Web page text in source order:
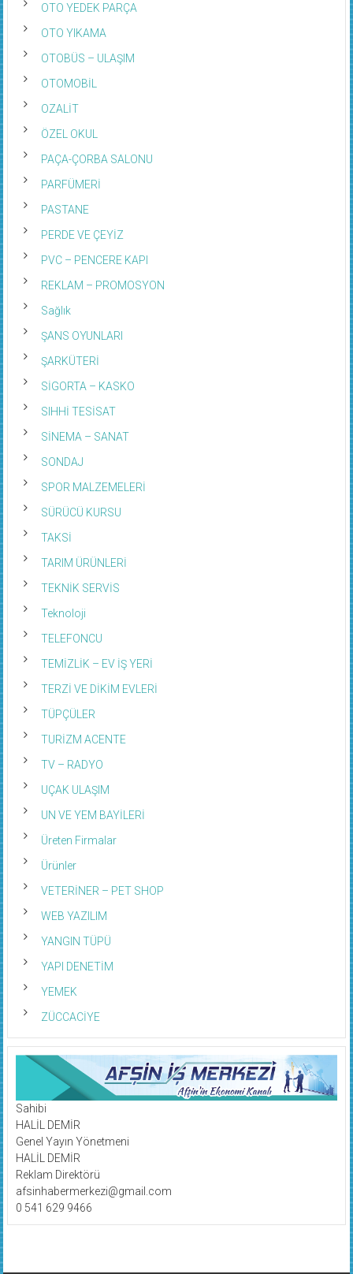
OTO YEDEK PARÇA
OTO YIKAMA
OTOBÜS – ULAŞIM
OTOMOBİL
OZALİT
ÖZEL OKUL
PAÇA-ÇORBA SALONU
PARFÜMERİ
PASTANE
PERDE VE ÇEYİZ
PVC – PENCERE KAPI
REKLAM – PROMOSYON
Sağlık
ŞANS OYUNLARI
ŞARKÜTERİ
SİGORTA – KASKO
SIHHİ TESİSAT
SİNEMA – SANAT
SONDAJ
SPOR MALZEMELERİ
SÜRÜCÜ KURSU
TAKSİ
TARIM ÜRÜNLERİ
TEKNİK SERVİS
Teknoloji
TELEFONCU
TEMİZLİK – EV İŞ YERİ
TERZİ VE DİKİM EVLERİ
TÜPÇÜLER
TURİZM ACENTE
TV – RADYO
UÇAK ULAŞIM
UN VE YEM BAYİLERİ
Üreten Firmalar
Ürünler
VETERİNER – PET SHOP
WEB YAZILIM
YANGIN TÜPÜ
YAPI DENETİM
YEMEK
ZÜCCACİYE
Sahibi
HALİL DEMİR
Genel Yayın Yönetmeni
HALİL DEMİR
Reklam Direktörü
afsinhabermerkezi@gmail.com
0 541 629 9466